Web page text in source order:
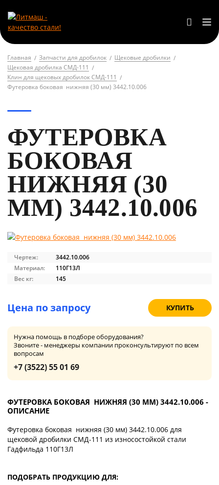
Главная Запчасти для дробилок
Щековые дробилки
Щековая дробилка СМД-111
Клин для щековых дробилок СМД-111
Футеровка боковая нижняя (30 мм) 3442.10.006
ФУТЕРОВКА
БОКОВАЯ
НИЖНЯЯ (30
ММ) 3442.10.006
Чертеж:
3442.10.006
Материал:
110Г13Л
Вес кг:
145
Цена по запросу КУПИТЬ
Нужна помощь в подборе оборудования?
Звоните - менеджеры компании проконсультируют по всем
вопросам
+7 (3522) 55 01 69
ФУТЕРОВКА БОКОВАЯ НИЖНЯЯ (30 ММ) 3442.10.006 -
ОПИСАНИЕ
Футеровка боковая нижняя (30 мм) 3442.10.006 для
щековой дробилки СМД-111 из износостойкой стали
Гадфильда 110Г13Л
ПОДОБРАТЬ ПРОДУКЦИЮ ДЛЯ: